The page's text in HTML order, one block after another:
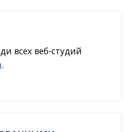
всех веб-студий
.